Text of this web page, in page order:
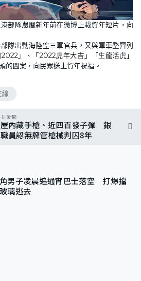
L
o
a
d
:
1
0
0
港部隊農曆新年前在微博上載賀年短片，向
隊出動海陸空三軍官兵，又與軍車整齊列
」、「2022虎年大吉」「生龍活虎」
的圖案，向民眾送上賀年祝福。
線
則新聞
內藏手槍、近四百發子彈 銀
員認無牌管槍械判囚8年
男子凌晨追通宵巴士落空 打爆擋
璃逃去